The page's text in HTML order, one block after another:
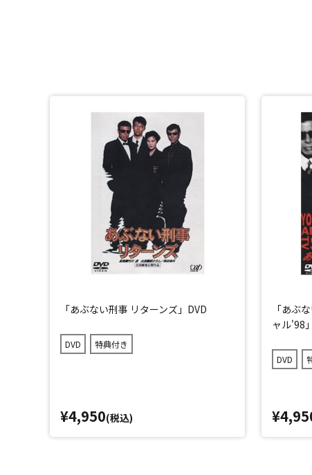
「あぶない刑事 リターンズ」DVD
DVD 特典付き
¥4,950(税込)
「あぶ
ャル'98
DVD